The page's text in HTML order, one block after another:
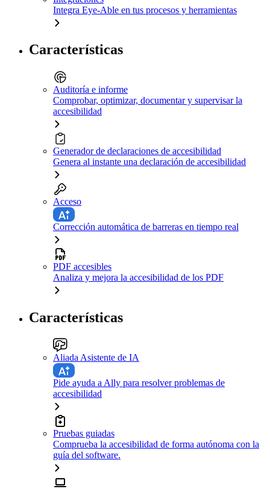
Integra Eye-Able en tus procesos y herramientas
Características
Auditoría e informe
Comprobar, optimizar, documentar y supervisar la
accesibilidad
Generador de declaraciones de accesibilidad
Genera al instante una declaración de accesibilidad
Acceso
Corrección automática de barreras en tiempo real
PDF accesibles
Analiza y mejora la accesibilidad de los PDF
Características
Aliada Asistente de IA
Pide ayuda a Ally para resolver problemas de
accesibilidad
Pruebas guiadas
Comprueba la accesibilidad de forma autónoma con la
guía del software.